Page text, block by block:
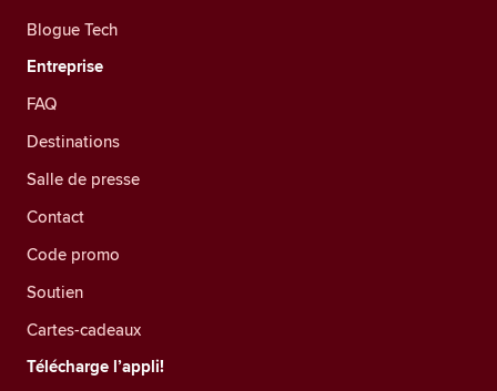
Blogue Tech
Entreprise
FAQ
Destinations
Salle de presse
Contact
Code promo
Soutien
Cartes-cadeaux
Télécharge l’appli!